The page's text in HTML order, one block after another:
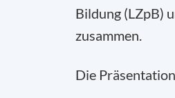
Bildung (LZpB)
zusammen.
Die